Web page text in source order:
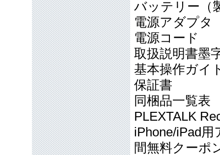
バッテリー（
電源アダプタ
電源コード
取扱説明書墨
基本操作ガイ
保証書
同梱品一覧表
PLEXTALK
iPhone/iPad
間無料クーポ